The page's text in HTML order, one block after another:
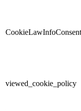
CookieLawInfoConsent
viewed_cookie_policy